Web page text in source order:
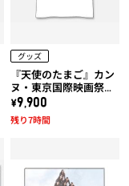
グッズ
『天使のたまご』カン
ヌ・東京国際映画祭上
映作品!! 天使のたまご
「水に棲む」x 久米繊
維コラボTシャツ (白)
\9,900
残り7時間